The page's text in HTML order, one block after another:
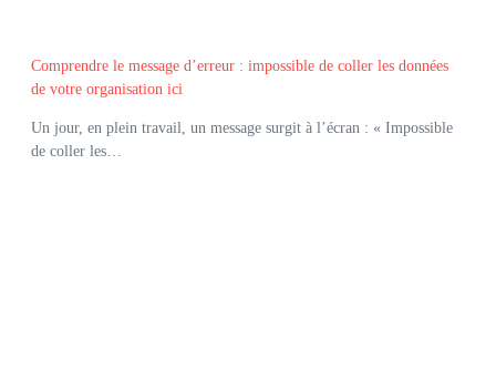
Comprendre le message d’erreur : impossible de coller les données
de votre organisation ici
Un jour, en plein travail, un message surgit à l’écran : « Impossible
de coller les…